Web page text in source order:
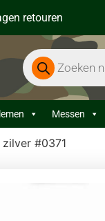
retouren
Messen
#0371